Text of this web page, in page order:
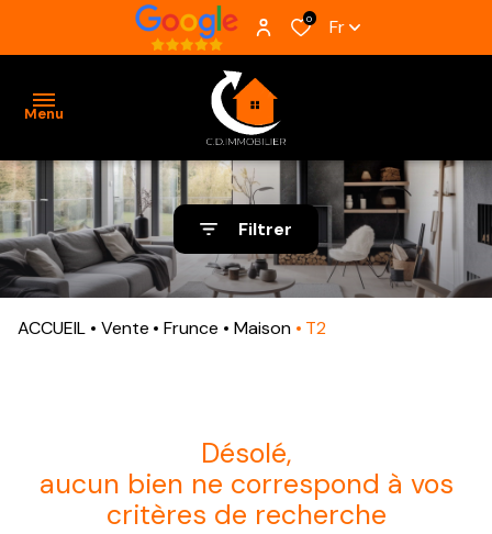
0 Fr
Menu
ACCUEIL
VENTES
BIENS
VENDUS
Filtrer
ACCUEIL Vente Frunce Maison T2
désolé,
aucun bien ne correspond à vos
critères de recherche